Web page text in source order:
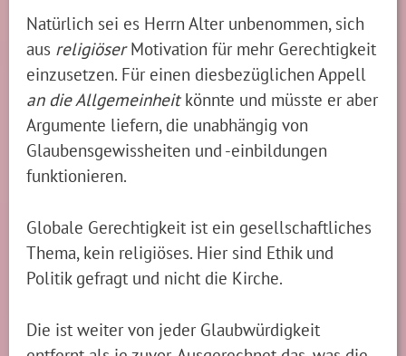
Natürlich sei es Herrn Alter unbenommen, sich
aus religiöserMotivation für mehr Gerechtigkeit
einzusetzen. Für einen diesbezüglichen Appell
an die Allgemeinheit könnte und müsste er aber
Argumente liefern, die unabhängig von
Glaubensgewissheiten und -einbildungen
funktionieren.
Globale Gerechtigkeit ist ein gesellschaftliches
Thema, kein religiöses. Hier sind Ethik und
Politik gefragt und nicht die Kirche.
Die ist weiter von jeder Glaubwürdigkeit